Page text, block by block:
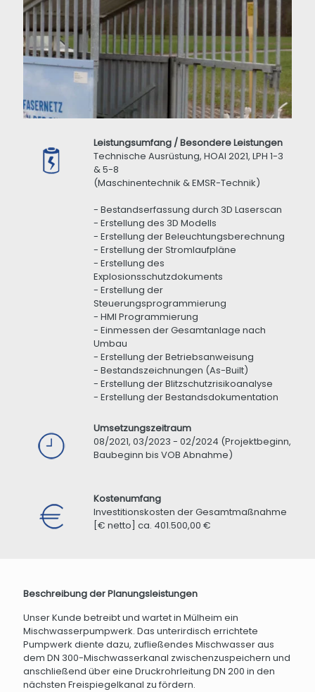
Leistungsumfang / Besondere Leistungen
Technische Ausrüstung, HOAI 2021, LPH 1-3
& 5-8
(Maschinentechnik & EMSR-Technik)
- Bestandserfassung durch 3D Laserscan
- Erstellung des 3D Modells
- Erstellung der Beleuchtungsberechnung
- Erstellung der Stromlaufpläne
- Erstellung des
Explosionsschutzdokuments
- Erstellung der
Steuerungsprogrammierung
- HMI Programmierung
- Einmessen der Gesamtanlage nach
Umbau
- Erstellung der Betriebsanweisung
- Bestandszeichnungen (As-Built)
- Erstellung der Blitzschutzrisikoanalyse
- Erstellung der Bestandsdokumentation
Umsetzungszeitraum
08/2021, 03/2023 - 02/2024 (Projektbeginn,
Baubeginn bis VOB Abnahme)
Kostenumfang
Investitionskosten der Gesamtmaßnahme
[€ netto] ca. 401.500,00 €
Beschreibung der Planungsleistungen
Unser Kunde betreibt und wartet in Mülheim ein
Mischwasserpumpwerk. Das unterirdisch errichtete
Pumpwerk diente dazu, zufließendes Mischwasser aus
dem DN 300-Mischwasserkanal zwischenzuspeichern und
anschließend über eine Druckrohrleitung DN 200 in den
nächsten Freispiegelkanal zu fördern.